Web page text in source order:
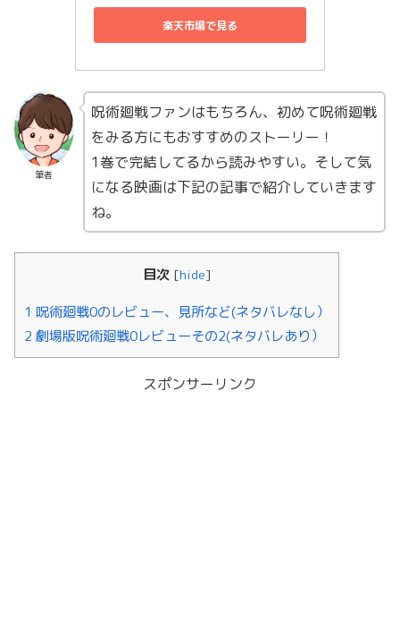
楽天市場で見る
筆者
呪術廻戦ファンはもちろん、初めて呪術廻戦
をみる方にもおすすめのストーリー！
1巻で完結してるから読みやすい。そして気
になる映画は下記の記事で紹介していきます
ね。
目次 [hide]
1 呪術廻戦0のレビュー、見所など(ネタバレなし）
2 劇場版呪術廻戦0レビューその2(ネタバレあり）
スポンサーリンク